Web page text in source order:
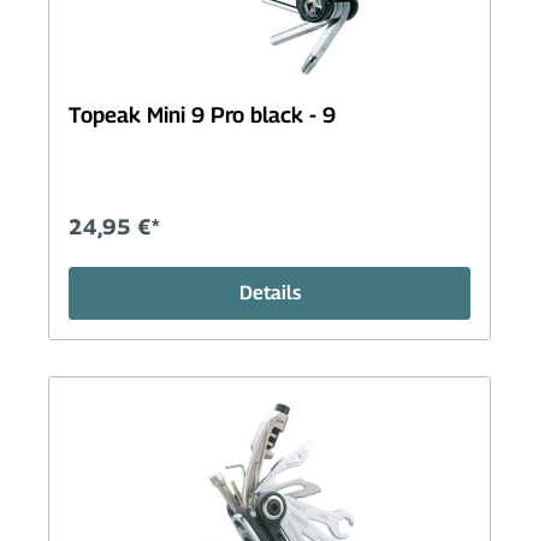
Topeak Mini 9 Pro black - 9
24,95 €*
Details